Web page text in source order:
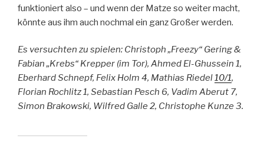
funktioniert also – und wenn der Matze so weiter macht,
könnte aus ihm auch nochmal ein ganz Großer werden.
Es versuchten zu spielen: Christoph „Freezy“ Gering &
Fabian „Krebs“ Krepper (im Tor), Ahmed El-Ghussein 1,
Eberhard Schnepf, Felix Holm 4, Mathias Riedel10/1,
Florian Rochlitz 1, Sebastian Pesch 6, Vadim Aberut 7,
Simon Brakowski, Wilfred Galle 2, Christophe Kunze 3.